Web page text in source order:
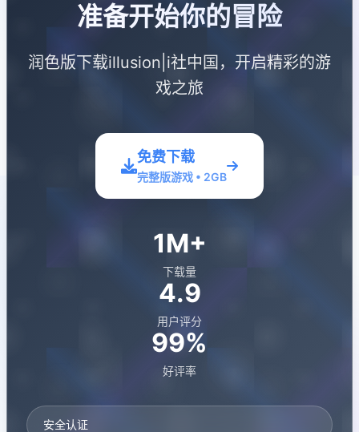
准备开始你的冒险
润色版下载illusion|i社中国，开启精彩的游
戏之旅
免费下载
完整版游戏 • 2GB
1M+
下载量
4.9
用户评分
99%
好评率
安全认证